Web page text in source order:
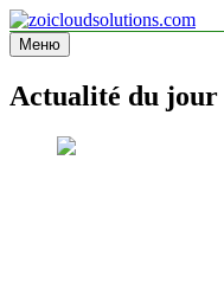
Перейти
к
содержимому
zoicloudsolutions.com
Меню
Actualité du jour